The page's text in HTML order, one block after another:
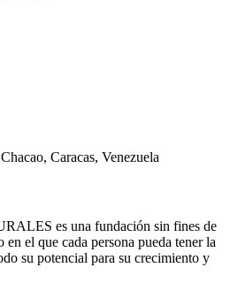
Caracas, Venezuela
es una fundación sin fines de
el que cada persona pueda tener la
su potencial para su crecimiento y